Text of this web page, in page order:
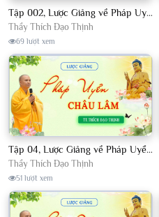
Tập 002, Lược Giảng về Pháp Uyển Châu Lâm, Chủ giảng TT. Thích Đạo Thịnh
Thầy Thích Đạo Thịnh
69 lượt xem
Tập 04, Lược Giảng về Pháp Uyển Châu Lâm, Chủ giảng TT. Thích Đạo Thịnh
Thầy Thích Đạo Thịnh
51 lượt xem